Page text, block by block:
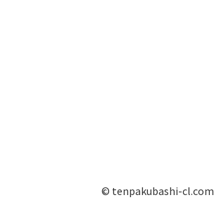
© tenpakubashi-cl.com